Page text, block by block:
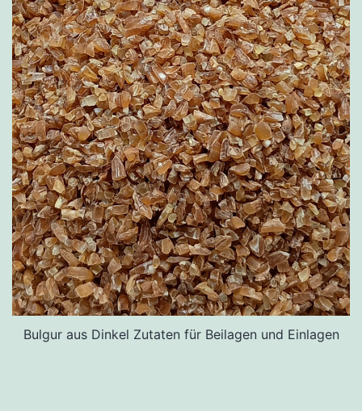
Bulgur aus Dinkel Zutaten für Beilagen und Einlagen